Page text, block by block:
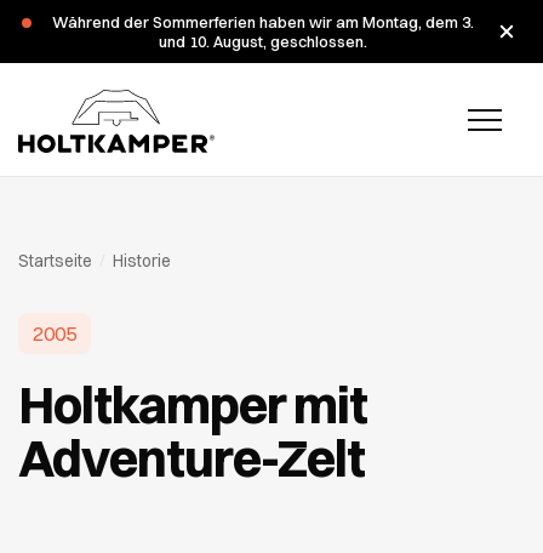
Während der Sommerferien haben wir am Montag, dem 3.
und 10. August, geschlossen.
Startseite Historie
2005
Holtkamper mit
Adventure-Zelt